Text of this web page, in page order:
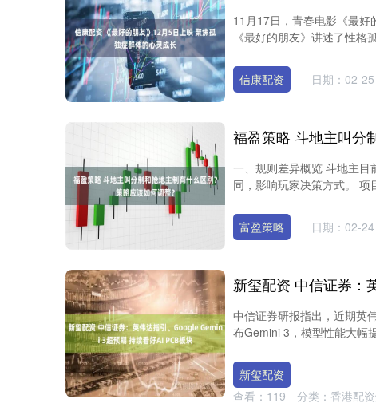
11月17日，青春电影《最好
《最好的朋友》讲述了性
信康配资 日期：02-25
一、规则差异概览 斗地主目
同，影响玩家决策方式。
富盈策略 日期：02-24
中信证券研报指出，近期英
布Gemini 3，模型性能大幅
新玺配资
查看： 119 分类： 香港配